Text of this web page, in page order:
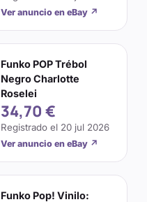
Ver anuncio en eBay ↗
Funko POP Trébol
Negro Charlotte
Roselei
34,70 €
Registrado el 20 jul 2026
Ver anuncio en eBay ↗
Funko Pop! Vinilo: